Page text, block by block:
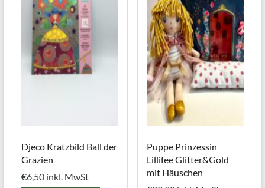
Djeco Kratzbild Ball der
Grazien
€6,50 inkl. MwSt
Puppe Prinzessin
Lillifee Glitter&Gold
mit Häuschen